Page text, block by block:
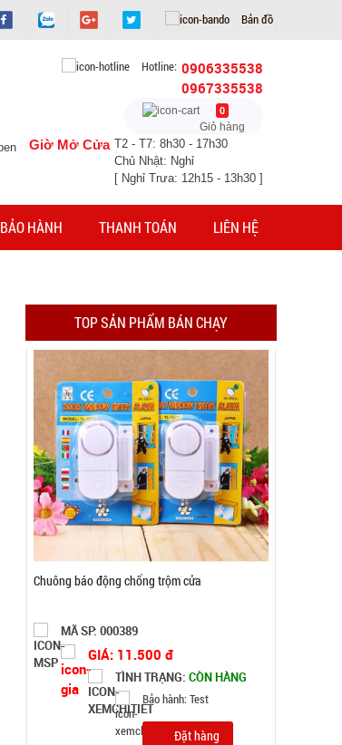
Bản đồ
Hotline: 0906335538
0967335538
0
Giỏ hàng
Giờ Mở Cửa T2 - T7: 8h30 - 17h30
Chủ Nhật: Nghỉ
[ Nghỉ Trưa: 12h15 - 13h30 ]
BẢO HÀNH THANH TOÁN LIÊN HỆ
TOP SẢN PHẨM BÁN CHẠY
Chuông báo động chống trộm cửa
MÃ SP: 000389
GIÁ: 11.500 đ
TÌNH TRẠNG:CÒN HÀNG
Bảo hành: Test
Máy massage mặt ion WFC
GIÁ: 14.900 đ
TÌNH TRẠNG:
Bảo hành: Test
Đặt hàng